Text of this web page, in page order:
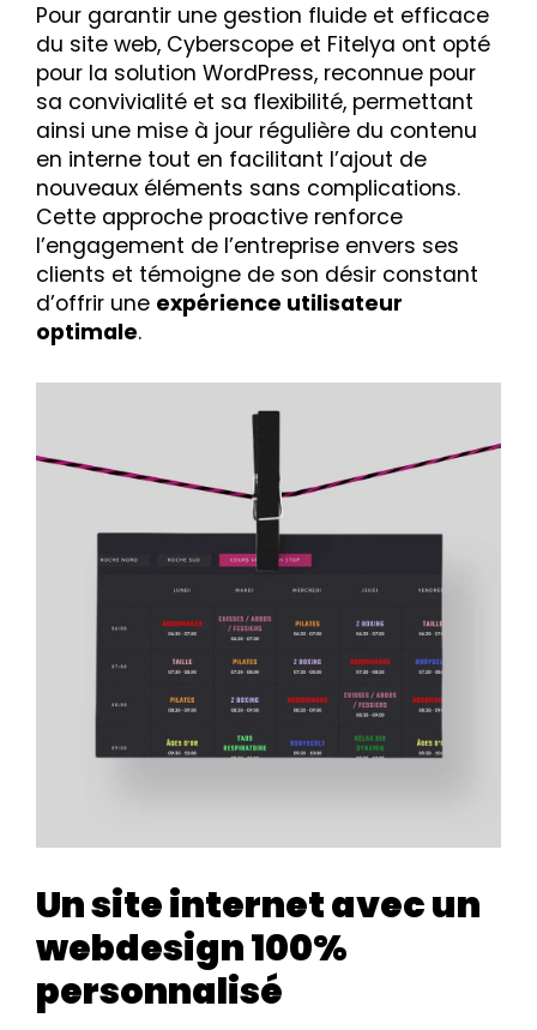
Pour garantir une gestion fluide et efficace
du site web, Cyberscope et Fitelya ont opté
pour la solution WordPress, reconnue pour
sa convivialité et sa flexibilité, permettant
ainsi une mise à jour régulière du contenu
en interne tout en facilitant l’ajout de
nouveaux éléments sans complications.
Cette approche proactive renforce
l’engagement de l’entreprise envers ses
clients et témoigne de son désir constant
d’offrir une expérience utilisateur
optimale.
Un site internet avec un
webdesign 100%
personnalisé